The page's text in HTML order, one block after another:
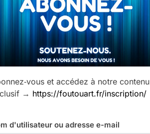
et accédez à notre contenu
→ https://foutouart.fr/inscription/
d'utilisateur ou adresse e-mail